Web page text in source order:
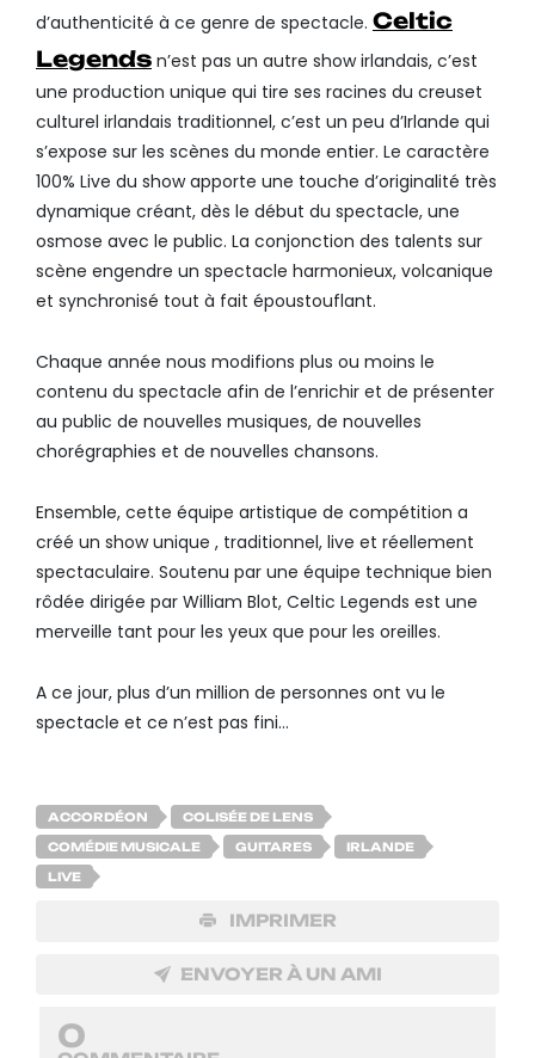
d’authenticité à ce genre de spectacle. Celtic
Legends n’est pas un autre show irlandais, c’est
une production unique qui tire ses racines du creuset
culturel irlandais traditionnel, c’est un peu d’Irlande qui
s’expose sur les scènes du monde entier. Le caractère
100% Live du show apporte une touche d’originalité très
dynamique créant, dès le début du spectacle, une
osmose avec le public. La conjonction des talents sur
scène engendre un spectacle harmonieux, volcanique
et synchronisé tout à fait époustouflant.
Chaque année nous modifions plus ou moins le
contenu du spectacle afin de l’enrichir et de présenter
au public de nouvelles musiques, de nouvelles
chorégraphies et de nouvelles chansons.
Ensemble, cette équipe artistique de compétition a
créé un show unique , traditionnel, live et réellement
spectaculaire. Soutenu par une équipe technique bien
rôdée dirigée par William Blot, Celtic Legends est une
merveille tant pour les yeux que pour les oreilles.
A ce jour, plus d’un million de personnes ont vu le
spectacle et ce n’est pas fini…
ACCORDÉON COLISÉE DE LENS
COMÉDIE MUSICALE GUITARES IRLANDE
LIVE
IMPRIMER
ENVOYER À UN AMI
0